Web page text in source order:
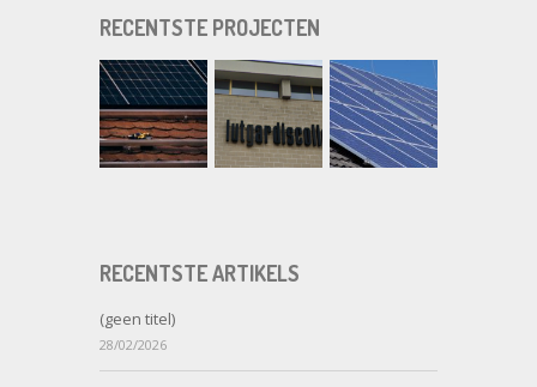
RECENTSTE PROJECTEN
RECENTSTE ARTIKELS
(geen titel)
28/02/2026